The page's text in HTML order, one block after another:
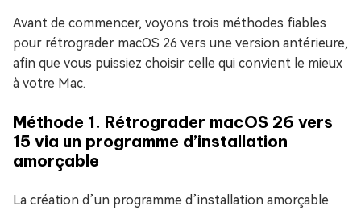
Avant de commencer, voyons trois méthodes fiables
pour rétrograder macOS 26 vers une version antérieure,
afin que vous puissiez choisir celle qui convient le mieux
à votre Mac.
Méthode 1. Rétrograder macOS 26 vers
15 via un programme d’installation
amorçable
La création d’un programme d’installation amorçable